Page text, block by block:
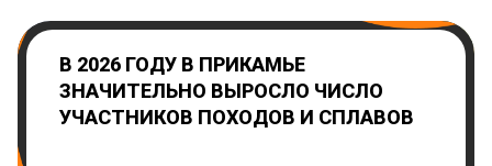
В 2026 ГОДУ В ПРИКАМЬЕ
ЗНАЧИТЕЛЬНО ВЫРОСЛО ЧИСЛО
УЧАСТНИКОВ ПОХОДОВ И СПЛАВОВ